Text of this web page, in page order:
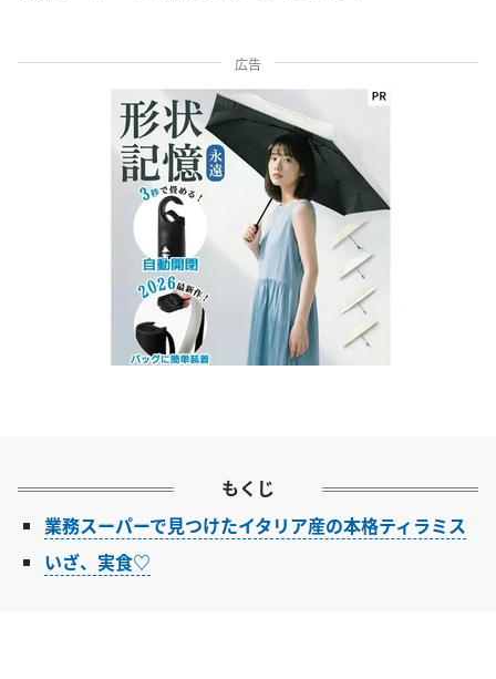
広告
もくじ
業務スーパーで見つけたイタリア産の本格ティラミス
いざ、実食♡